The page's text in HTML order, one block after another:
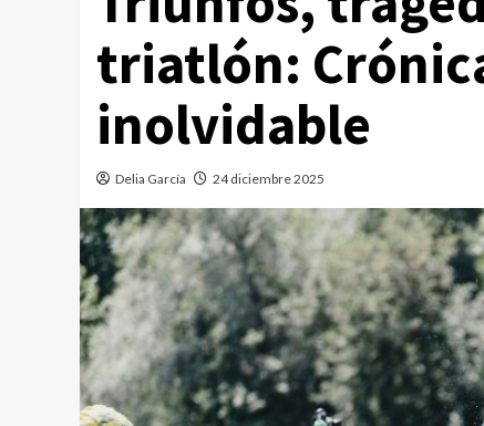
triatlón:
inolvidable
Delia García 24 diciembre 2025